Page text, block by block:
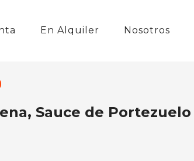
En Alquiler Nosotros
Sauce de Portezuelo